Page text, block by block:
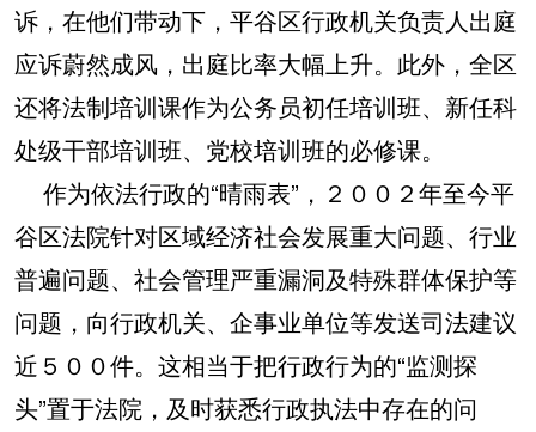
诉，在他们带动下，平谷区行政机关负责人出庭
应诉蔚然成风，出庭比率大幅上升。此外，全区
还将法制培训课作为公务员初任培训班、新任科
处级干部培训班、党校培训班的必修课。
作为依法行政的“晴雨表”，２００２年至今平
谷区法院针对区域经济社会发展重大问题、行业
普遍问题、社会管理严重漏洞及特殊群体保护等
问题，向行政机关、企事业单位等发送司法建议
近５００件。这相当于把行政行为的“监测探
头”置于法院，及时获悉行政执法中存在的问